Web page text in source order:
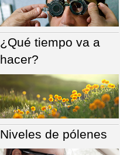
¿Qué tiempo va a
hacer?
Niveles de pólenes